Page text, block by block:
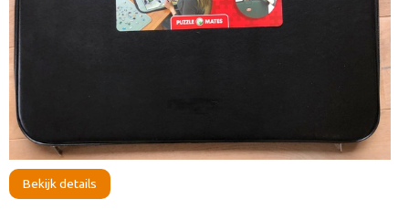
Bekijk details